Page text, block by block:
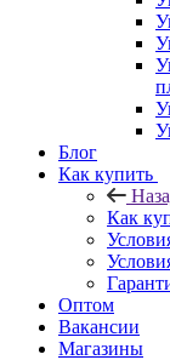
Блог
Как купить
Как
Оптом
Вакансии
Магазины